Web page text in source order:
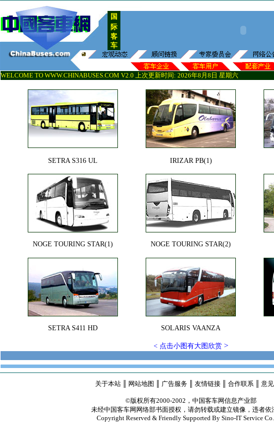
国
际
客
车
WELCOME TO WWW.CHINABUSES.COM V2.0 上次更新时间: 2026年8 月 8 日 星期六
SETRA S316 UL IRIZAR PB(1)
NOGE TOURING STAR(1) NOGE TOURING STAR(2)
SETRA S411 HD SOLARIS VAANZA
< 点击小图有大图欣赏 >
关于本站 ║ 网站地图 ║ 广告服务 ║ 友情链接 ║ 合作联系 ║ 意
©版权所有2000-2002，中国客车网信息产业部
未经中国客车网网络部书面授权，请勿转载或建立镜像，违者依
Copyright Reserved & Friendly Supported By Sino-IT Service